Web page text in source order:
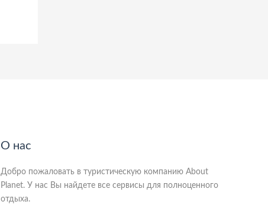
О нас
Добро пожаловать в туристическую компанию About
Planet. У нас Вы найдете все сервисы для полноценного
отдыха.